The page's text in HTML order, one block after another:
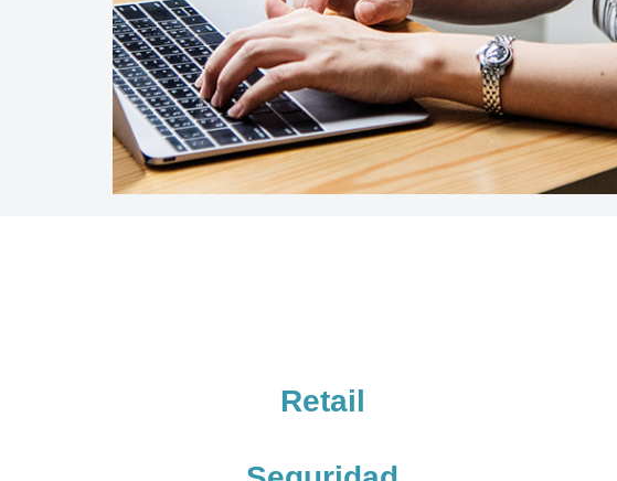
Retail